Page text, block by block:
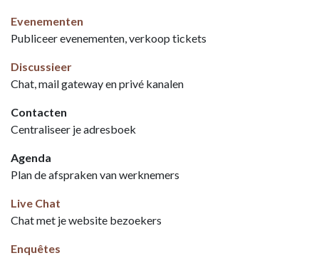
Evenementen
Publiceer evenementen, verkoop tickets
Discussieer
Chat, mail gateway en privé kanalen
Contacten
Centraliseer je adresboek
Agenda
Plan de afspraken van werknemers
Live Chat
Chat met je website bezoekers
Enquêtes